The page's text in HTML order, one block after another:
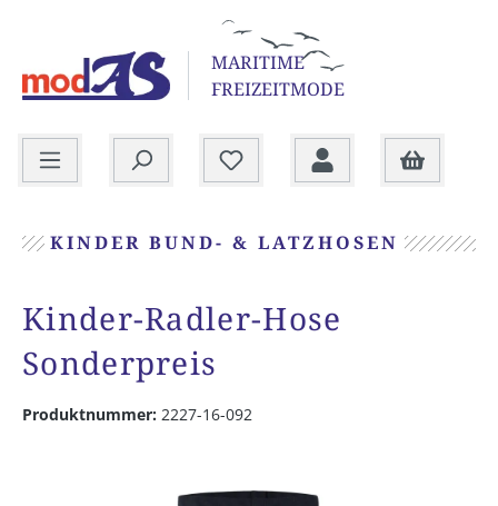
MARITIME
FREIZEITMODE
KINDER BUND- & LATZHOSEN
Kinder-Radler-Hose
Sonderpreis
Produktnummer: 2227-16-092